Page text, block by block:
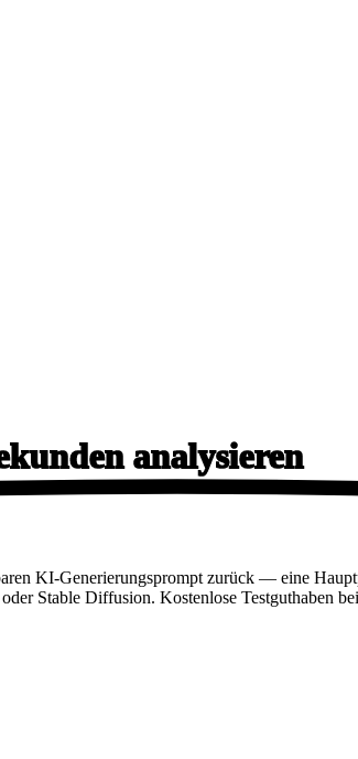
analysieren
KI-Generierungsprompt zurück — eine
Stable Diffusion. Kostenlose Testguthaben